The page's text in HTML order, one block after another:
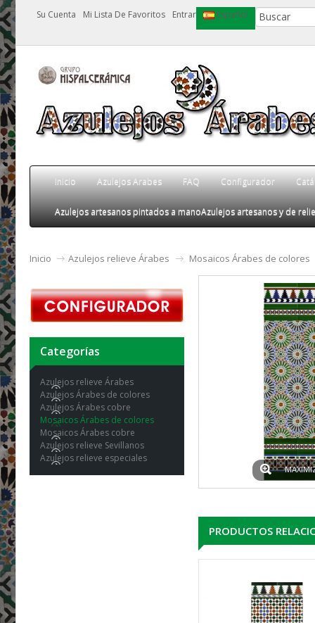
Su Cuenta Mi Lista De Favoritos Entrar Español
Inicio Azulejos Arabes FAQ Configurador
Azulejos artesanos pintados a manoAzulejos artesanos y de
Inicio Azulejos relieve Árabes Mosaicos Árabes de colores
Categorías
Azulejos relieve Árabes
Azulejos Árabes de colores
Azulejos Árabes cobre
Mosaicos Árabes de colores
Mosaicos Árabes cobre
Azulejos relieve Sevillanos
Azulejos relieve especiales
PRODUCTOS